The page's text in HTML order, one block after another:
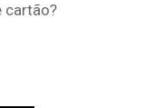
cartão?